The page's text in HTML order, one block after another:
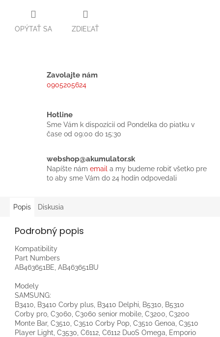
OPÝTAŤ SA ZDIEĽAŤ
Zavolajte nám
0905205624
Hotline
Sme Vám k dispozícií od Pondelka do piatku v
čase od 09:00 do 15:30
webshop@akumulator.sk
Napíšte nám email a my budeme robiť všetko pre
to aby sme Vám do 24 hodín odpovedali
Popis Diskusia
Podrobný popis
Kompatibility
Part Numbers
AB463651BE, AB463651BU
Modely
SAMSUNG:
B3410, B3410 Corby plus, B3410 Delphi, B5310, B5310
Corby pro, C3060, C3060 senior mobile, C3200, C3200
Monte Bar, C3510, C3510 Corby Pop, C3510 Genoa, C3510
Player Light, C3530, C6112, C6112 DuoS Omega, Emporio